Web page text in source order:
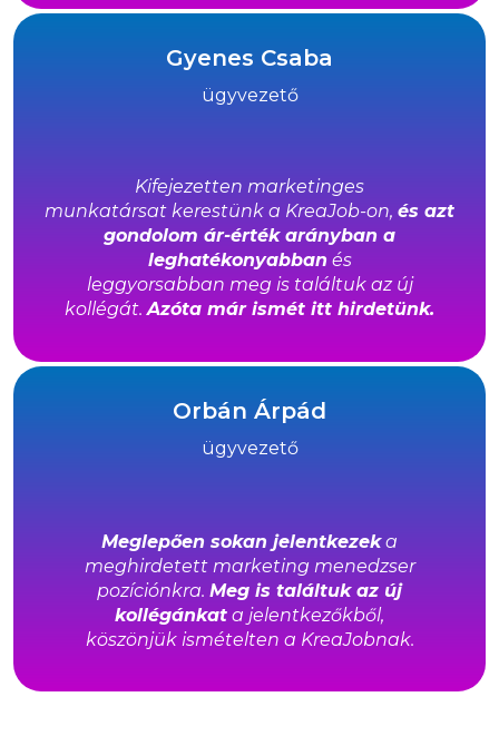
Gyenes Csaba
ügyvezető
Kifejezetten marketinges
munkatársat kerestünk a KreaJob-on, és azt
gondolom ár-érték arányban a
leghatékonyabban és
leggyorsabban meg is találtuk az új
kollégát.Azóta már ismét itt hirdetünk.
Orbán Árpád
ügyvezető
Meglepően sokan jelentkezeka
meghirdetett marketing menedzser
pozíciónkra. Meg is találtuk az új
kollégánkat a jelentkezőkből,
köszönjük ismételten a KreaJobnak.